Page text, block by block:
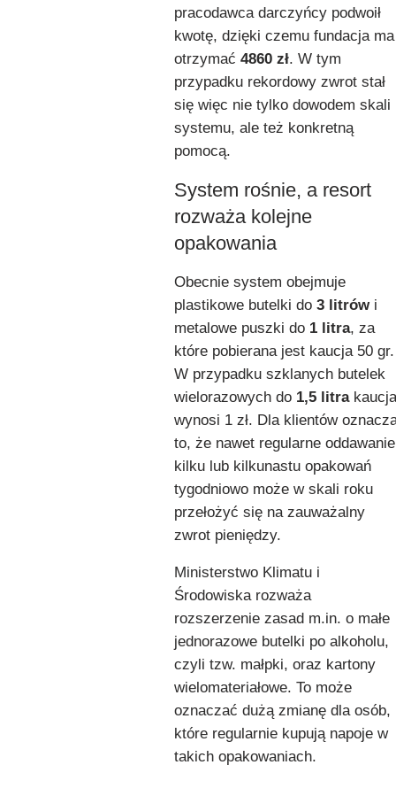
pracodawca darczyńcy podwoił
kwotę, dzięki czemu fundacja ma
otrzymać 4860 zł. W tym
przypadku rekordowy zwrot stał
się więc nie tylko dowodem skali
systemu, ale też konkretną
pomocą.
System rośnie, a resort
rozważa kolejne
opakowania
Obecnie system obejmuje
plastikowe butelki do 3 litrówi
metalowe puszki do 1 litra, za
które pobierana jest kaucja 50 gr.
W przypadku szklanych butelek
wielorazowych do 1,5 litrakaucja
wynosi 1 zł. Dla klientów
to, że nawet regularne oddawanie
kilku lub kilkunastu opakowań
tygodniowo może w skali roku
przełożyć się na zauważalny
zwrot pieniędzy.
Ministerstwo Klimatu i
Środowiska rozważa
rozszerzenie zasad m.in. o małe
jednorazowe butelki po alkoholu,
czyli tzw. małpki, oraz kartony
wielomateriałowe. To może
oznaczać dużą zmianę dla osób,
które regularnie kupują napoje w
takich opakowaniach.